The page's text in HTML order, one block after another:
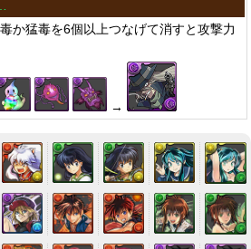
か猛毒を6個以上つなげて消すと攻撃力
→